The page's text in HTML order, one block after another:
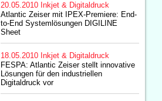
20.05.2010 Inkjet & Digitaldruck
Atlantic Zeiser mit IPEX-Premiere: End-
to-End Systemlösungen DIGILINE
Sheet
18.05.2010 Inkjet & Digitaldruck
FESPA: Atlantic Zeiser stellt innovative
Lösungen für den industriellen
Digitaldruck vor